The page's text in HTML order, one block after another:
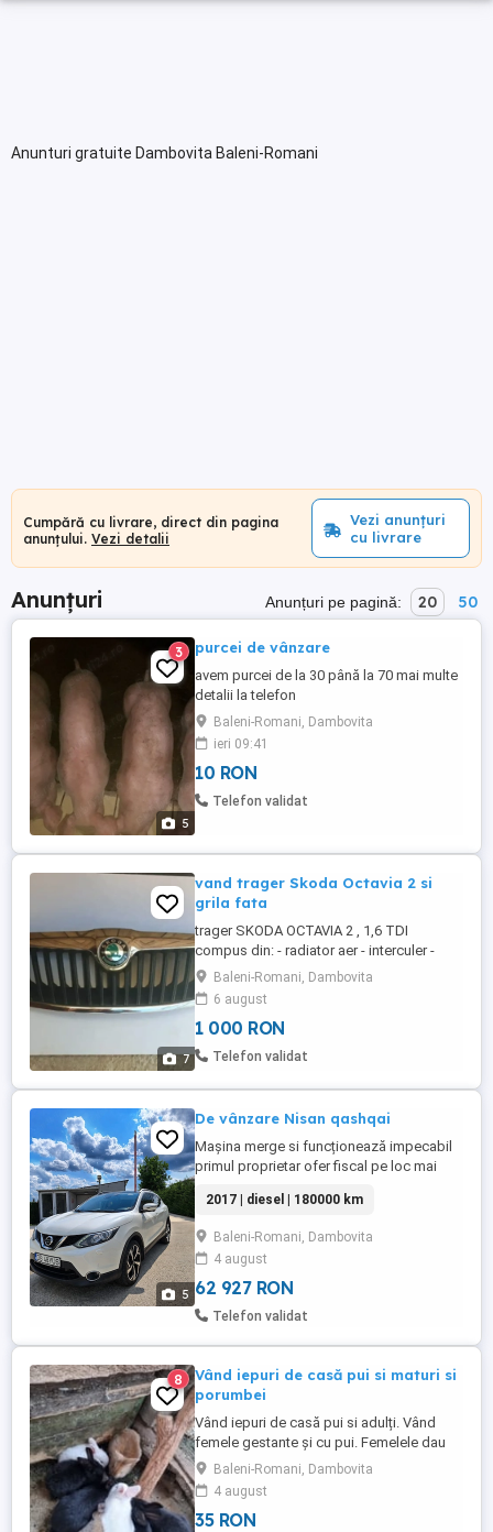
Anunturi gratuite Dambovita Baleni-Romani
Cumpără cu livrare, direct din pagina
anunțului. Vezi detalii
Vezi anunțuri
cu livrare
Anunțuri Anunțuri pe pagină: 20 50
5
3 purcei de vânzare
avem purcei de la 30 până la 70 mai multe
detalii la telefon
Baleni-Romani, Dambovita
ieri 09:41
10 RON
Telefon validat
7
vand trager Skoda Octavia 2 si
grila fata
trager SKODA OCTAVIA 2 , 1,6 TDI
compus din: - radiator aer - interculer -
radiator aer condiționat - electroventilator
prețul este 1000 lei grila față SKODA
OCTAVIA 2, preț 400 lei întărituri bară față,
preț 200 lei
Baleni-Romani, Dambovita
6 august
1 000 RON
Telefon validat
5
De vânzare Nisan qashqai
Mașina merge si funcționează impecabil
primul proprietar ofer fiscal pe loc mai
2017 | diesel | 180000 km
Baleni-Romani, Dambovita
4 august
62 927 RON
Telefon validat
8
Vând iepuri de casă pui si maturi si
porumbei
Vând iepuri de casă pui si adulți. Vând
femele gestante și cu pui. Femelele dau
naștere la un număr mare de pui. Iepurii
sunt rezistenți și știu să bea apă de la
dozator. Prețul pentru un pui este de 35
ron la o lună. Prețul crește o dată cu
Baleni-Romani, Dambovita
4 august
35 RON